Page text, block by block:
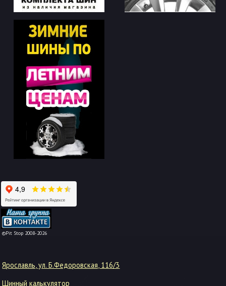
©Pit Stop 2008-2026
-->
Ярославль, ул. Б.Федоровская, 116/3
Шинный калькулятор